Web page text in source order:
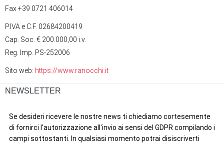
Fax +39 0721 406014
P.IVA e C.F. 02684200419
Cap. Soc. € 200.000,00 i.v.
Reg. Imp. PS-252006
Sito web: https://www.ranocchi.it
NEWSLETTER